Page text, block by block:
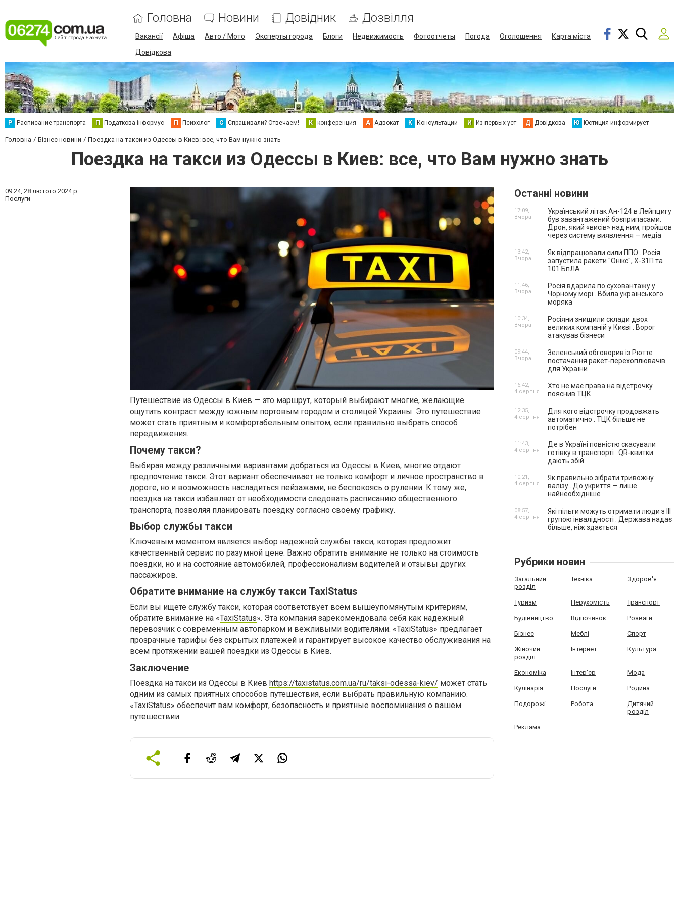
Головна Новини Довідник Дозвілля
Вакансії Афіша Авто / Мото Эксперты города Блоги Недвижимость Фотоотчеты Погода Оголошення
Карта міста
Довідкова
Р Расписание транспорта П Податкова інформує П Психолог С Спрашивали? Отвечаем! К конференция А Адвокат К Консультации И Из первых уст Д Довідкова Ю Юстиция информирует
Головна Бізнес новини Поездка на такси из Одессы в Киев: все, что Вам нужно знать
Поездка на такси из Одессы в Киев: все, что Вам нужно знать
09:24, 28 лютого 2024 р.
Послуги
Путешествие из Одессы в Киев — это маршрут, который выбирают многие, желающие
ощутить контраст между южным портовым городом и столицей Украины. Это путешествие
может стать приятным и комфортабельным опытом, если правильно выбрать способ
передвижения.
Почему такси?
Выбирая между различными вариантами добраться из Одессы в Киев, многие отдают
предпочтение такси. Этот вариант обеспечивает не только комфорт и личное пространство в
дороге, но и возможность насладиться пейзажами, не беспокоясь о рулении. К тому же,
поездка на такси избавляет от необходимости следовать расписанию общественного
транспорта, позволяя планировать поездку согласно своему графику.
Выбор службы такси
Ключевым моментом является выбор надежной службы такси, которая предложит
качественный сервис по разумной цене. Важно обратить внимание не только на стоимость
поездки, но и на состояние автомобилей, профессионализм водителей и отзывы других
пассажиров.
Обратите внимание на службу такси TaxiStatus
Если вы ищете службу такси, которая соответствует всем вышеупомянутым критериям,
обратите внимание на «TaxiStatus». Эта компания зарекомендовала себя как надежный
перевозчик с современным автопарком и вежливыми водителями. «TaxiStatus» предлагает
прозрачные тарифы без скрытых платежей и гарантирует высокое качество обслуживания на
всем протяжении вашей поездки из Одессы в Киев.
Заключение
Поездка на такси из Одессы в Киев https://taxistatus.com.ua/ru/taksi-odessa-kiev/ может стать
одним из самых приятных способов путешествия, если выбрать правильную компанию.
«TaxiStatus» обеспечит вам комфорт, безопасность и приятные воспоминания о вашем
путешествии.
Останні новини
Український літак Ан-124 в Лейпцигу
був завантажений боєприпасами.
Дрон, який «висів» над ним, пройшов
через систему виявлення — медіа
17:09,
Вчора
Як відпрацювали сили ППО . Росія
запустила ракети "Онікс", Х-31П та
101 БпЛА
13:42,
Вчора
Росія вдарила по суховантажу у
Чорному морі . Вбила українського
моряка
11:46,
Вчора
Росіяни знищили склади двох
великих компаній у Києві . Ворог
атакував бізнеси
10:34,
Вчора
Зеленський обговорив із Рютте
постачання ракет-перехоплювачів
для України
09:44,
Вчора
Хто не має права на відстрочку
пояснив ТЦК
16:42,
4 серпня
Для кого відстрочку продовжать
автоматично . ТЦК більше не
потрібен
12:35,
4 серпня
Де в Україні повністю скасували
готівку в транспорті . QR-квитки
дають збій
11:43,
4 серпня
Як правильно зібрати тривожну
валізу . До укриття — лише
найнеобхідніше
10:21,
4 серпня
Які пільги можуть отримати люди з III
групою інвалідності . Держава надає
більше, ніж здається
08:57,
4 серпня
Рубрики новин
Загальний
розділ
Техніка Здоров'я
Туризм Нерухомість Транспорт
Будівництво Відпочинок Розваги
Бізнес Меблі Спорт
Жіночий
розділ
Інтернет Культура
Економіка Інтер'єр Мода
Кулінарія Послуги Родина
Подорожі Робота
Дитячий
розділ
Реклама